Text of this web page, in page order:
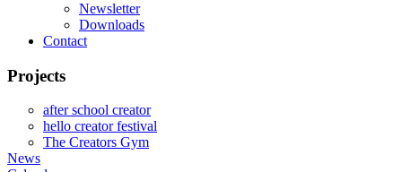
Newsletter
Downloads
Contact
Projects
after school creator
hello creator festival
The Creators Gym
News